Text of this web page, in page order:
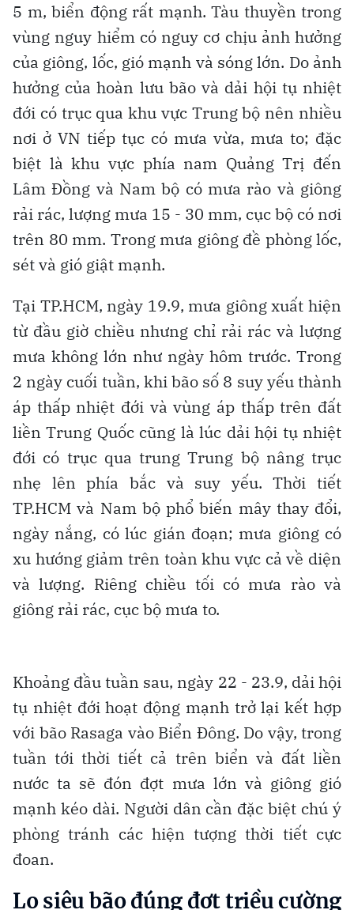
5 m, biển động rất mạnh. Tàu thuyền trong
vùng nguy hiểm có nguy cơ chịu ảnh hưởng
của giông, lốc, gió mạnh và sóng lớn. Do ảnh
hưởng của hoàn lưu bão và dải hội tụ nhiệt
đới có trục qua khu vực Trung bộ nên nhiều
nơi ở VN tiếp tục có mưa vừa, mưa to; đặc
biệt là khu vực phía nam Quảng Trị đến
Lâm Đồng và Nam bộ có mưa rào và giông
rải rác, lượng mưa 15 - 30 mm, cục bộ có nơi
trên 80 mm. Trong mưa giông đề phòng lốc,
sét và gió giật mạnh.
Tại TP.HCM, ngày 19.9, mưa giông xuất hiện
từ đầu giờ chiều nhưng chỉ rải rác và lượng
mưa không lớn như ngày hôm trước. Trong
2 ngày cuối tuần, khi bão số 8 suy yếu thành
áp thấp nhiệt đới và vùng áp thấp trên đất
liền Trung Quốc cũng là lúc dải hội tụ nhiệt
đới có trục qua trung Trung bộ nâng trục
nhẹ lên phía bắc và suy yếu. Thời tiết
TP.HCM và Nam bộ phổ biến mây thay đổi,
ngày nắng, có lúc gián đoạn; mưa giông có
xu hướng giảm trên toàn khu vực cả về diện
và lượng. Riêng chiều tối có mưa rào và
giông rải rác, cục bộ mưa to.
Khoảng đầu tuần sau, ngày 22 - 23.9, dải hội
tụ nhiệt đới hoạt động mạnh trở lại kết hợp
với bão Rasaga vào Biển Đông. Do vậy, trong
tuần tới thời tiết cả trên biển và đất liền
nước ta sẽ đón đợt mưa lớn và giông gió
mạnh kéo dài. Người dân cần đặc biệt chú ý
phòng tránh các hiện tượng thời tiết cực
đoan.
Lo siêu bão đúng đợt triều cường